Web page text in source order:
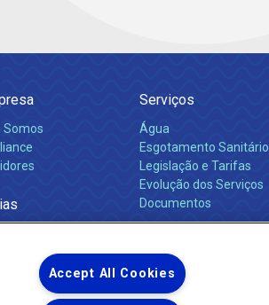
Somos
Serviços
Água
Esgotamento Sanitário
Legislação e Tarifas
Evolução dos Serviços
Documentos
Accept All Cookies